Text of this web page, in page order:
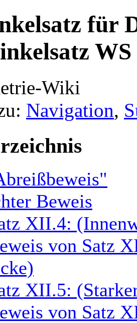
für
WS
Wiki
Navigation,
Beweis
XII.4:
von Satz
XII.5:
von Satz